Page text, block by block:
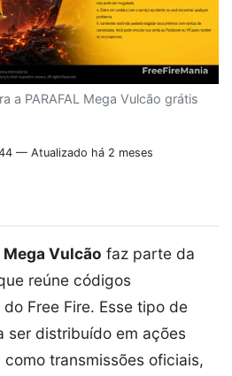
a PARAFAL Mega Vulcão grátis
— Atualizado há 2 meses
Mega Vulcão faz parte da
reúne códigos
Free Fire. Esse tipo de
ser distribuído em ações
transmissões oficiais,